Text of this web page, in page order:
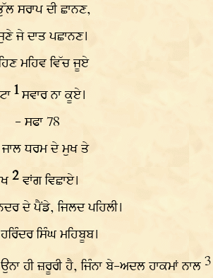
ਸਰਾਪ ਦੀ ਛਾਨਣ,
ਜੇ ਦਾਤ ਪਛਾਨਣ।
ਮਹਿਵ ਵਿੱਚ ਜੂਏ
1ਸਵਾਰ ਨਾ ਕੂਏ।
- ਸਫਾ 78
ਜਾਲ ਧਰਮ ਦੇ ਮੁਖ ਤੇ
2ਵਾਂਗ ਵਿਛਾਏ।
ਦੇ ਪੈਂਡੇ, ਜਿਲਦ ਪਹਿਲੀ।
ਸਿੰਘ ਮਹਿਬੂਬ।
ਹੀ ਜ਼ਰੂਰੀ ਹੈ, ਜਿੰਨਾ ਬੇ-ਅਦਲ ਹਾਕਮਾਂ ਨਾਲ3